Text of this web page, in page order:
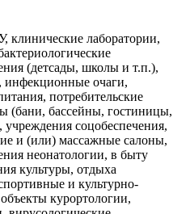
лаборатории,
(детсады, школы и т.п.),
инфекционные очаги,
потребительские
(бани, бассейны, гостиницы,
соцобеспечения,
и (или) массажные салоны,
неонатологии, в быту
культуры, отдыха
и культурно-
курортологии,